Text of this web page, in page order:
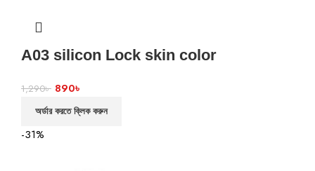
A03 silicon Lock skin color
1,290৳ 890৳
অর্ডার করতে ক্লিক করুন
-31%